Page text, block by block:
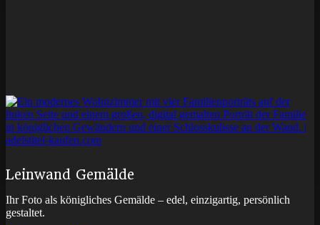
Leinwand Gemälde
Ihr Foto als königliches Gemälde – edel, einzigartig, persönlich
gestaltet.